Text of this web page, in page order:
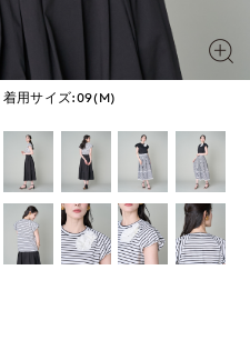
着用サイズ:09(M)